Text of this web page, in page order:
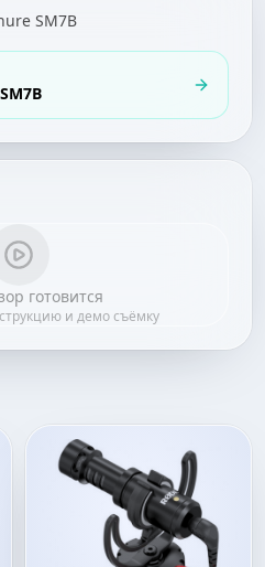
SM7B
готовится
и демо съёмку